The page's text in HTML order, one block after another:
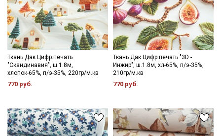
Ткань Дак Цифр.печать
"Скандинавия", ш.1.8м,
хлопок-65%, п/э-35%, 220гр/м.кв
770 руб.
Ткань Дак Цифр.печать "3D -
Инжир", ш.1.8м, хл-65%, п/э-35%,
210гр/м.кв
770 руб.